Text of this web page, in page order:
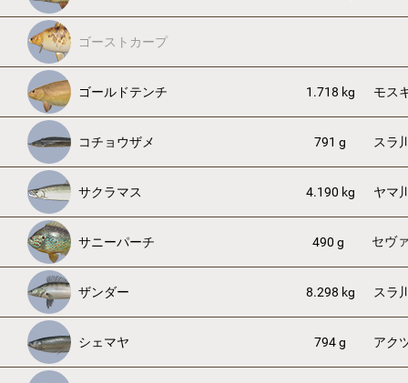
ゴーストカープ
ゴールドテンチ 1.718 kg モス
コチョウザメ 791 g スラ
サクラマス 4.190 kg ヤマ
サニーパーチ 490 g セヴ
ザンダー 8.298 kg スラ
シェマヤ 794 g アク